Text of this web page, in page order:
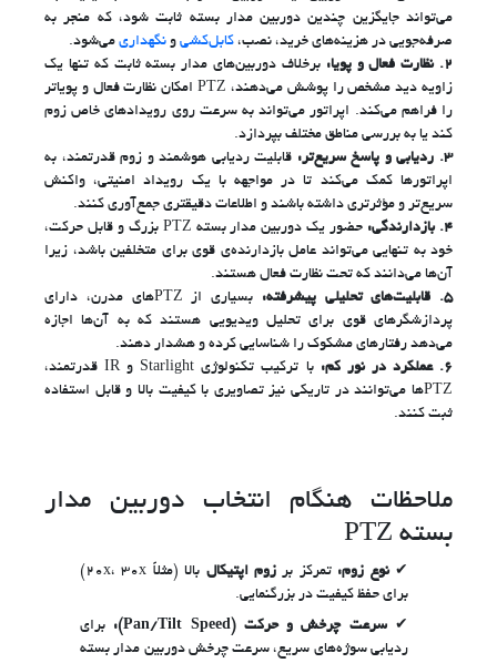
می‌تواند جایگزین چندین دوربین مدار بسته ثابت شود، که منجر به
صرفه‌جویی در هزینه‌های خرید، نصب، کابل‌کشی و نگهداری می‌شود.
2.
نظارت فعال و پویا: برخلاف دوربین‌های مدار بسته ثابت که تنها یک
زاویه دید مشخص را پوشش می‌دهند، PTZ امکان نظارت فعال و پویاتر
را فراهم می‌کند. اپراتور می‌تواند به سرعت روی رویدادهای خاص زوم
کند یا به بررسی مناطق مختلف بپردازد.
3.
ردیابی و پاسخ سریع‌تر: قابلیت ردیابی هوشمند و زوم قدرتمند، به
اپراتورها کمک می‌کند تا در مواجهه با یک رویداد امنیتی، واکنش
سریع‌تر و مؤثرتری داشته باشند و اطلاعات دقیقتری جمع‌آوری کنند.
4.
بازدارندگی:
حضور یک دوربین مدار بسته PTZ بزرگ و قابل حرکت،
خود به تنهایی می‌تواند عامل بازدارنده‌ی قوی برای متخلفین باشد، زیرا
آن‌ها می‌دانند که تحت نظارت فعال هستند.
5.
قابلیت‌های تحلیلی پیشرفته:
بسیاری از PTZهای مدرن، دارای
پردازشگرهای قوی برای تحلیل ویدیویی هستند که به آن‌ها اجازه
می‌دهد رفتارهای مشکوک را شناسایی کرده و هشدار دهند.
6.
عملکرد در نور کم:
با ترکیب تکنولوژی Starlight و IR قدرتمند،
PTZها می‌توانند در تاریکی نیز تصاویری با کیفیت بالا و قابل استفاده
ثبت کنند.
ملاحظات هنگام انتخاب دوربین مدار
بسته PTZ
نوع زوم: تمرکز بر زوم اپتیکال
بالا (مثلاً 20x، 30x)
برای حفظ کیفیت در بزرگنمایی.
سرعت چرخش و حرکت (Pan/Tilt Speed):
برای
ردیابی سوژه‌های سریع، سرعت چرخش دوربین مدار بسته